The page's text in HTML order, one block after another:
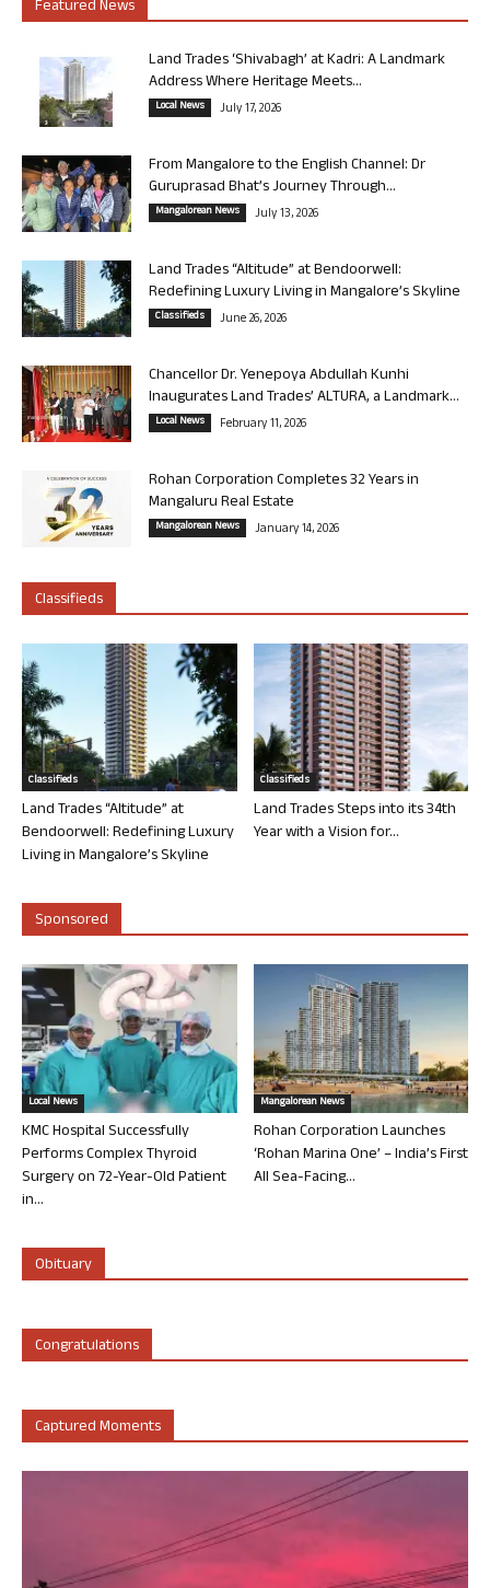
Featured News
Land Trades ‘Shivabagh’ at Kadri: A Landmark
Address Where Heritage Meets...
Local News July 17, 2026
From Mangalore to the English Channel: Dr
Guruprasad Bhat’s Journey Through...
Mangalorean News July 13, 2026
Land Trades “Altitude” at Bendoorwell:
Redefining Luxury Living in Mangalore’s Skyline
Classifieds June 26, 2026
Chancellor Dr. Yenepoya Abdullah Kunhi
Inaugurates Land Trades’ ALTURA, a Landmark...
Local News February 11, 2026
Rohan Corporation Completes 32 Years in
Mangaluru Real Estate
Mangalorean News January 14, 2026
Classifieds
Classifieds
Land Trades “Altitude” at
Bendoorwell: Redefining Luxury
Living in Mangalore’s Skyline
Classifieds
Land Trades Steps into its 34th
Year with a Vision for...
Sponsored
Local News
KMC Hospital Successfully
Performs Complex Thyroid
Surgery on 72-Year-Old Patient
in...
Mangalorean News
Rohan Corporation Launches
‘Rohan Marina One’ – India’s First
All Sea-Facing...
Obituary
Congratulations
Captured Moments